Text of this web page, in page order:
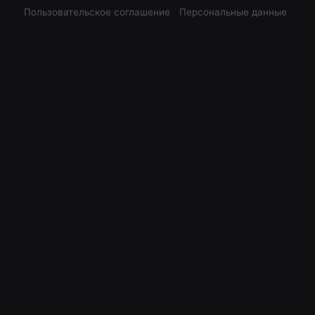
Пользовательское соглашение Персональные данные